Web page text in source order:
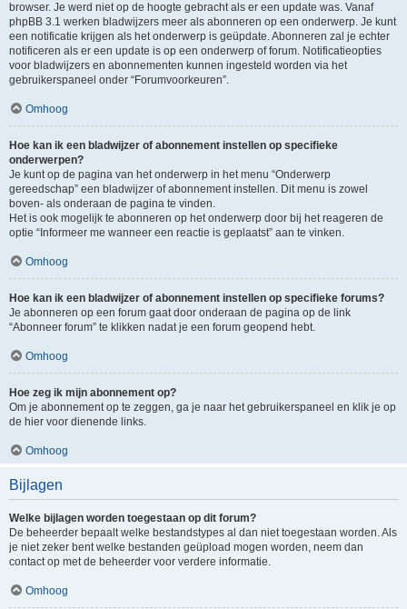
browser. Je werd niet op de hoogte gebracht als er een update was. Vanaf
phpBB 3.1 werken bladwijzers meer als abonneren op een onderwerp. Je kunt
een notificatie krijgen als het onderwerp is geüpdate. Abonneren zal je echter
notificeren als er een update is op een onderwerp of forum. Notificatieopties
voor bladwijzers en abonnementen kunnen ingesteld worden via het
gebruikerspaneel onder “Forumvoorkeuren”.
Omhoog
Hoe kan ik een bladwijzer of abonnement instellen op specifieke
onderwerpen?
Je kunt op de pagina van het onderwerp in het menu “Onderwerp
gereedschap” een bladwijzer of abonnement instellen. Dit menu is zowel
boven- als onderaan de pagina te vinden.
Het is ook mogelijk te abonneren op het onderwerp door bij het reageren de
optie “Informeer me wanneer een reactie is geplaatst” aan te vinken.
Omhoog
Hoe kan ik een bladwijzer of abonnement instellen op specifieke forums?
Je abonneren op een forum gaat door onderaan de pagina op de link
“Abonneer forum” te klikken nadat je een forum geopend hebt.
Omhoog
Hoe zeg ik mijn abonnement op?
Om je abonnement op te zeggen, ga je naar het gebruikerspaneel en klik je op
de hier voor dienende links.
Omhoog
Bijlagen
Welke bijlagen worden toegestaan op dit forum?
De beheerder bepaalt welke bestandstypes al dan niet toegestaan worden. Als
je niet zeker bent welke bestanden geüpload mogen worden, neem dan
contact op met de beheerder voor verdere informatie.
Omhoog